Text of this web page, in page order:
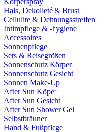
Körperspray
Hals, Dekolleté & Brust
Cellulite & Dehnungsstreifen
Intimpflege & -hygiene
Accessoires
Sonnenpflege
Sets & Reisegrößen
Sonnenschutz Körper
Sonnenschutz Gesicht
Sonnen Make-Up
After Sun Köper
After Sun Gesicht
After Sun Shower Gel
Selbstbräuner
Hand & Fußpflege